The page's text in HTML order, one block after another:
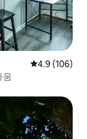
평점 4.9점(5
4.9 (106)
움